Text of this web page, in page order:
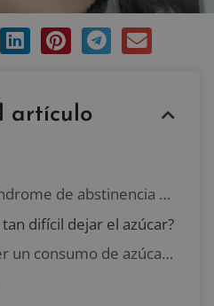
artículo
¿Existe el síndrome de abstinencia por azúcar?
difícil dejar el azúcar?
¿Cómo tener un consumo de azúcar responsable?